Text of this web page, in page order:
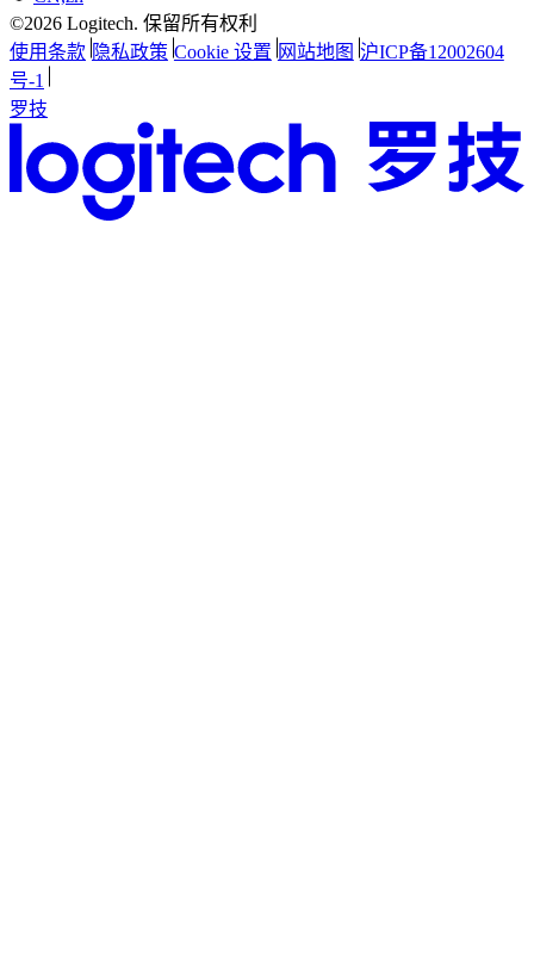
©2026 Logitech. 保留所有权利
使用条款 隐私政策 Cookie 设置 网站地图 沪ICP备12002604
号-1
罗技